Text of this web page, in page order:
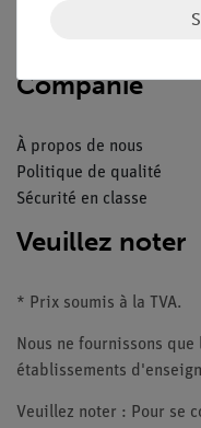
Companie
À propos de nous
Politique de qualité
Sécurité en classe
Veuillez noter
* Prix soumis à la TVA.
Nous ne fournissons
établissements
Veuillez noter : Pour se